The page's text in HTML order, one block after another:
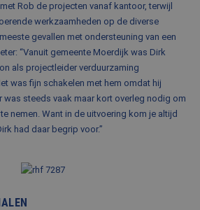
Rob de projecten vanaf kantoor, terwijl
werkzaamheden op de diverse
gevallen met ondersteuning van een
“Vanuit gemeente Moerdijk was Dirk
als projectleider verduurzaming
was fijn schakelen met hem omdat hij
was steeds vaak maar kort overleg nodig om
nemen. Want in de uitvoering kom je altijd
had daar begrip voor.”